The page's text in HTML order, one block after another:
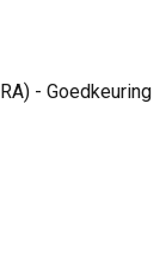
- Goedkeuring